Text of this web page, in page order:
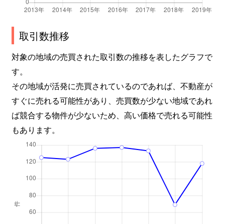
取引数推移
対象の地域の売買された取引数の推移を表したグラフで
す。
その地域が活発に売買されているのであれば、不動産が
すぐに売れる可能性があり、売買数が少ない地域であれ
ば競合する物件が少ないため、高い価格で売れる可能性
もあります。